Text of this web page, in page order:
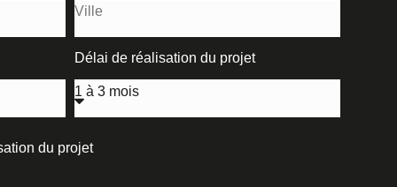
Délai de réalisation du projet
du projet